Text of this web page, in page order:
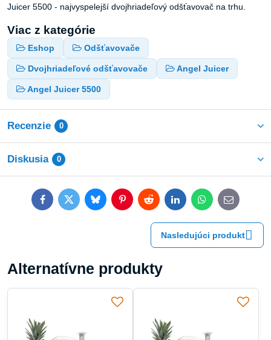
Juicer 5500 - najvyspelejší dvojhriadeľový odšťavovač na trhu.
Viac z kategórie
Eshop Odšťavovače
Dvojhriadeľové odšťavovače Angel Juicer
Angel Juicer 5500
Recenzie 0
Diskusia 0
FacebookTwitterBlueskyPinterestRedditLinkedInWhatsApp
E-
mail
Nasledujúci produkt
Alternatívne produkty